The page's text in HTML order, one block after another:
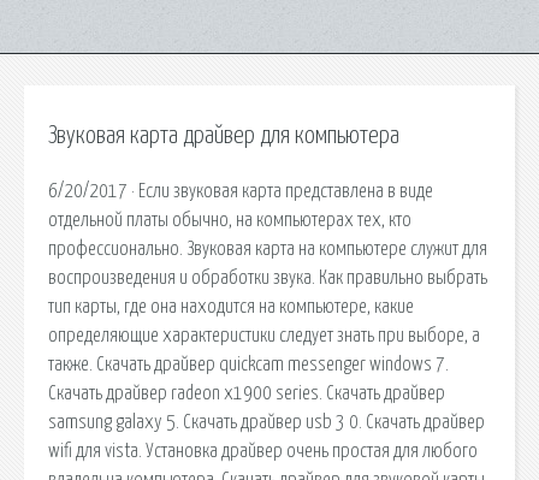
Звуковая карта драйвер для компьютера
6/20/2017 · Если звуковая карта представлена в виде
отдельной платы обычно, на компьютерах тех, кто
профессионально. Звуковая карта на компьютере служит для
воспроизведения и обработки звука. Как правильно выбрать
тип карты, где она находится на компьютере, какие
определяющие характеристики следует знать при выборе, а
также. Скачать драйвер quickcam messenger windows 7.
Скачать драйвер radeon x1900 series. Скачать драйвер
samsung galaxy 5. Скачать драйвер usb 3 0. Скачать драйвер
wifi для vista. Установка драйвер очень простая для любого